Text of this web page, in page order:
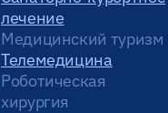
лечение
Медицинский туризм
Телемедицина
Роботическая
хирургия